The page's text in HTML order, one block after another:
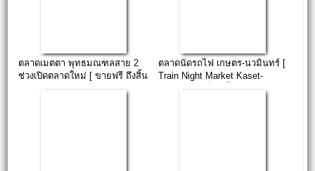
ตลาดเมตตา พุทธมณฑลสาย 2
ช่วงเปิดตลาดใหม่ [ ขายฟรี ถึงสิ้น
ตลาดนัดรถไฟ เกษตร-นวมินทร์ [
Train Night Market Kaset-